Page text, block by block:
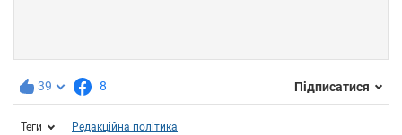
39 8 Підписатися
Теги Редакційна політика